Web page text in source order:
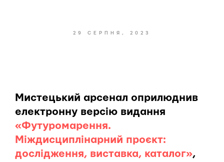
29 СЕРПНЯ, 2023
Мистецький арсенал оприлюднив
електронну версію видання
«Футуромарення.
Міждисциплінарний проєкт:
дослідження, виставка, каталог»,